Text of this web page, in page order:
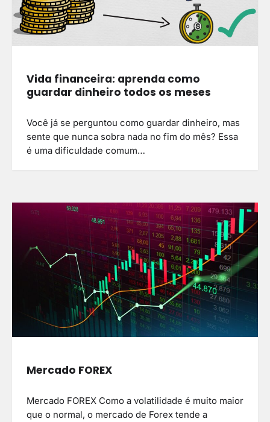
Vida financeira: aprenda como
guardar dinheiro todos os meses
Você já se perguntou como guardar dinheiro, mas
sente que nunca sobra nada no fim do mês? Essa
é uma dificuldade comum…
Mercado FOREX
Mercado FOREX Como a volatilidade é muito maior
que o normal, o mercado de Forex tende a